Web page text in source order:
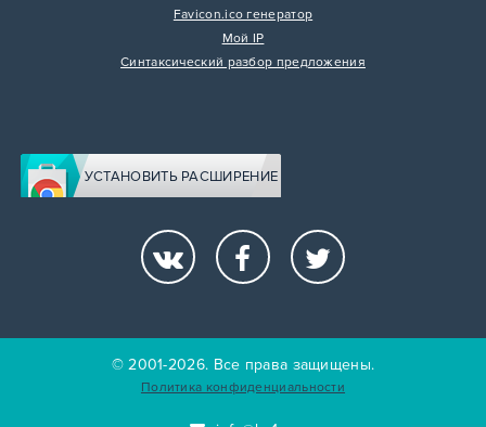
Favicon.ico генератор
Мой IP
Синтаксический разбор предложения
УСТАНОВИТЬ РАСШИРЕНИЕ
© 2001-2026. Все права защищены.
Политика конфиденциальности